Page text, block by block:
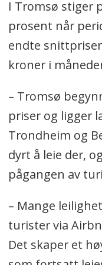
I Tromsø stiger
prosent når
endte
kroner i
– Tromsø
priser og ligger
Trondheim og
dyrt å leie der,
pågangen av
– Mange
turister via
Det skaper et